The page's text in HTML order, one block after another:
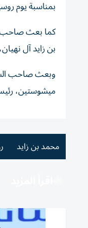
بمناسبة يوم
كما بعث صاحب
بن زايد آل
وبعث صاحب
ميشوستين،
محمد بن زايد